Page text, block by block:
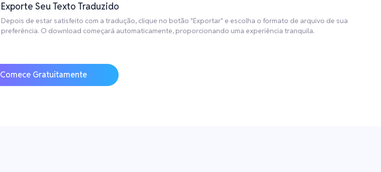
Exporte Seu Texto Traduzido
Depois de estar satisfeito com a tradução, clique no botão "Exportar" e escolha o formato de arquivo de sua
preferência. O download começará automaticamente, proporcionando uma experiência tranquila.
Comece Gratuitamente